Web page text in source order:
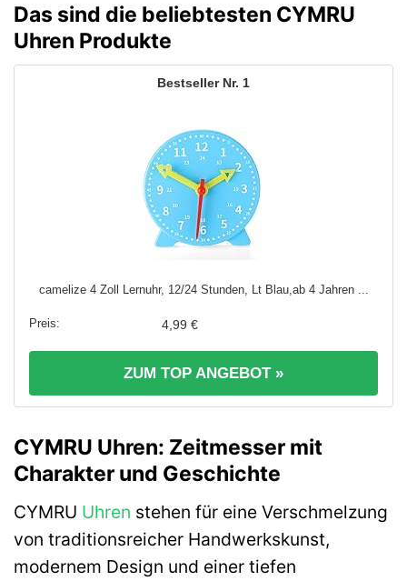
Das sind die beliebtesten CYMRU
Uhren Produkte
1
camelize 4 Zoll Lernuhr, 12/24 Stunden, Lt Blau,ab 4 Jahren ...
4,99 €
ZUM TOP ANGEBOT »
CYMRU Uhren: Zeitmesser mit
Charakter und Geschichte
CYMRU Uhren stehen für eine Verschmelzung
von traditionsreicher Handwerkskunst,
modernem Design und einer tiefen